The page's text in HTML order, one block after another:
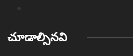
చూడాల్సినవి